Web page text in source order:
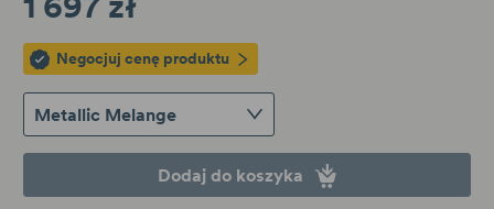
Negocjuj cenę produktu
Metallic Melange
Dodaj do koszyka